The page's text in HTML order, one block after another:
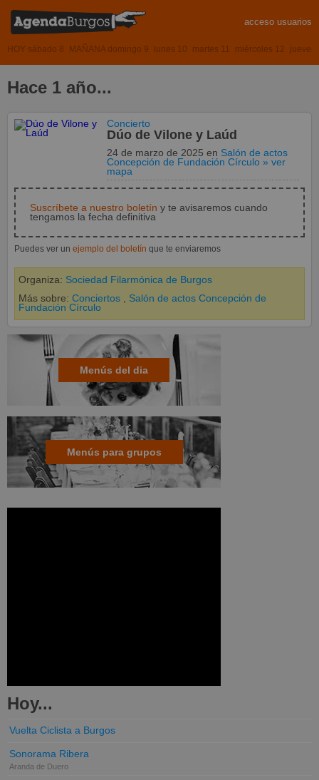
acceso usuarios
HOY sábado 8 MAÑANA domingo 9 lunes 10 martes 11 miércoles 12 jueves
Hace 1 año...
Concierto
Dúo de Vilone y Laúd
24 de marzo de 2025en Salón de actos
Concepción de Fundación Círculo » ver
mapa
Suscríbete a nuestro boletín y te avisaremos cuando
tengamos la fecha definitiva
Puedes ver un ejemplo del boletín que te enviaremos
Organiza: Sociedad Filarmónica de Burgos
Más sobre: Conciertos
Salón de actos Concepción de
Fundación Círculo
Menús del dia
Menús para grupos
Hoy...
Vuelta Ciclista a Burgos
Sonorama Ribera
Aranda de Duero